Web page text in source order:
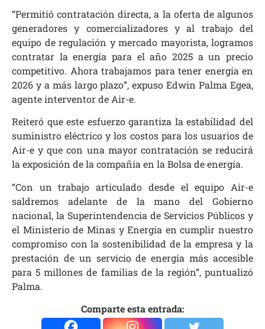
“Permitió contratación directa, a la oferta de algunos
generadores y comercializadores y al trabajo del
equipo de regulación y mercado mayorista, logramos
contratar la energía para el año 2025 a un precio
competitivo. Ahora trabajamos para tener energía en
2026 y a más largo plazo”, expuso Edwin Palma Egea,
agente interventor de Air-e.
Reiteró que este esfuerzo garantiza la estabilidad del
suministro eléctrico y los costos para los usuarios de
Air-e y que con una mayor contratación se reducirá
la exposición de la compañía en la Bolsa de energía.
“Con un trabajo articulado desde el equipo Air-e
saldremos adelante de la mano del Gobierno
nacional, la Superintendencia de Servicios Públicos y
el Ministerio de Minas y Energía en cumplir nuestro
compromiso con la sostenibilidad de la empresa y la
prestación de un servicio de energía más accesible
para 5 millones de familias de la región”, puntualizó
Palma.
Comparte esta entrada: